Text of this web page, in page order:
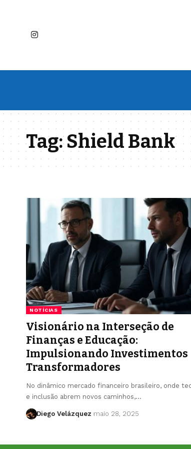
Tag:Shield Bank
NOTÍCIAS
Visionário na Interseção de
Finanças e Educação:
Impulsionando Investimentos
Transformadores
No dinâmico mercado financeiro brasileiro, onde
e inclusão abrem novos caminhos,…
Diego Velázquez maio 28, 2025